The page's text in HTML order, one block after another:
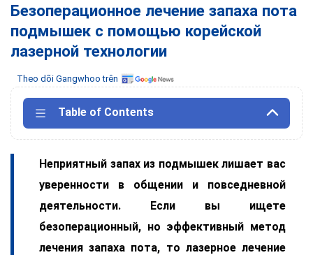
Безоперационное лечение запаха пота
подмышек с помощью корейской
лазерной технологии
Theo dõi Gangwhoo trên
Table of Contents
Неприятный запах из подмышек лишает вас
уверенности в общении и повседневной
деятельности. Если вы ищете
безоперационный, но эффективный метод
лечения запаха пота, то лазерное лечение